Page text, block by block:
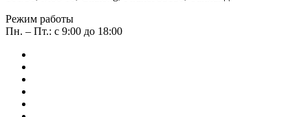
Режим работы
Пн. – Пт.: с 9:00 до 18:00